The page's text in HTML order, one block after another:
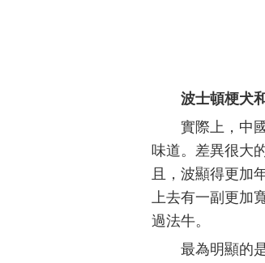
波士頓梗犬
實際上，中
味道。差異很大
且，波顯得更加
上去有一副更加
過法牛。
最為明顯的